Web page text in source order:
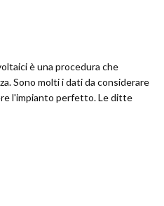
è una procedura che
Sono molti i dati da considerare
l'impianto perfetto. Le ditte